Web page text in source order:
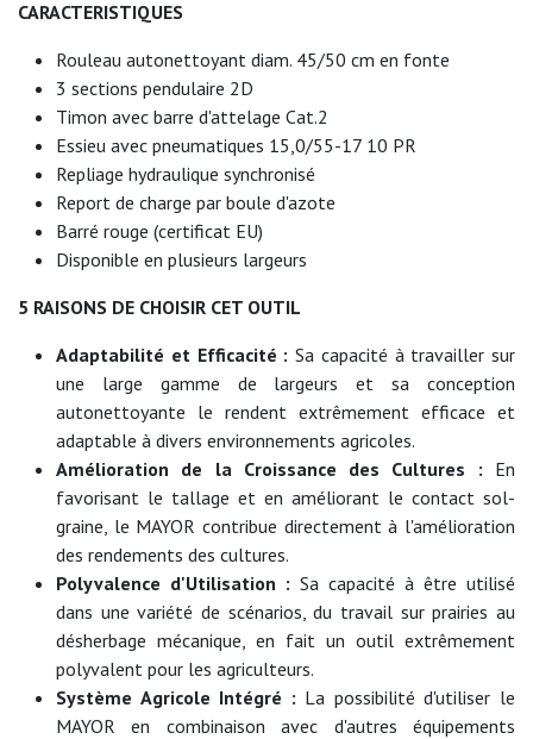
CARACTERISTIQUES
Rouleau autonettoyant diam. 45/50 cm en fonte
3 sections pendulaire 2D
Timon avec barre d'attelage Cat.2
Essieu avec pneumatiques 15,0/55-17 10 PR
Repliage hydraulique synchronisé
Report de charge par boule d'azote
Barré rouge (certificat EU)
Disponible en plusieurs largeurs
5 RAISONS DE CHOISIR CET OUTIL
Adaptabilité et Efficacité : Sa capacité à travailler sur
une large gamme de largeurs et sa conception
autonettoyante le rendent extrêmement efficace et
adaptable à divers environnements agricoles.
Amélioration de la Croissance des Cultures : En
favorisant le tallage et en améliorant le contact sol-
graine, le MAYOR contribue directement à l'amélioration
des rendements des cultures.
Polyvalence d'Utilisation : Sa capacité à être utilisé
dans une variété de scénarios, du travail sur prairies au
désherbage mécanique, en fait un outil extrêmement
polyvalent pour les agriculteurs.
Système Agricole Intégré : La possibilité d'utiliser le
MAYOR en combinaison avec d'autres équipements